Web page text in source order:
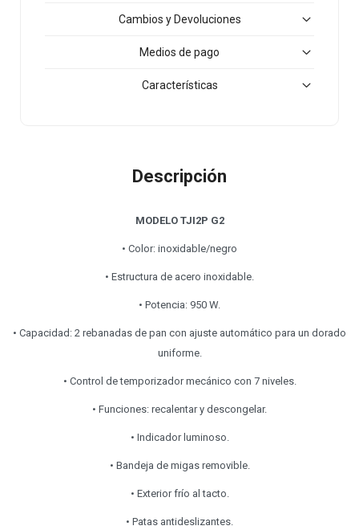
Cambios y Devoluciones
Medios de pago
Características
Descripción
MODELO TJI2P G2
• Color: inoxidable/negro
• Estructura de acero inoxidable.
• Potencia: 950 W.
• Capacidad: 2 rebanadas de pan con ajuste automático para un dorado
uniforme.
• Control de temporizador mecánico con 7 niveles.
• Funciones: recalentar y descongelar.
• Indicador luminoso.
• Bandeja de migas removible.
• Exterior frío al tacto.
• Patas antideslizantes.